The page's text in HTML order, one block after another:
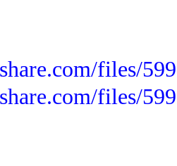
files/
files/